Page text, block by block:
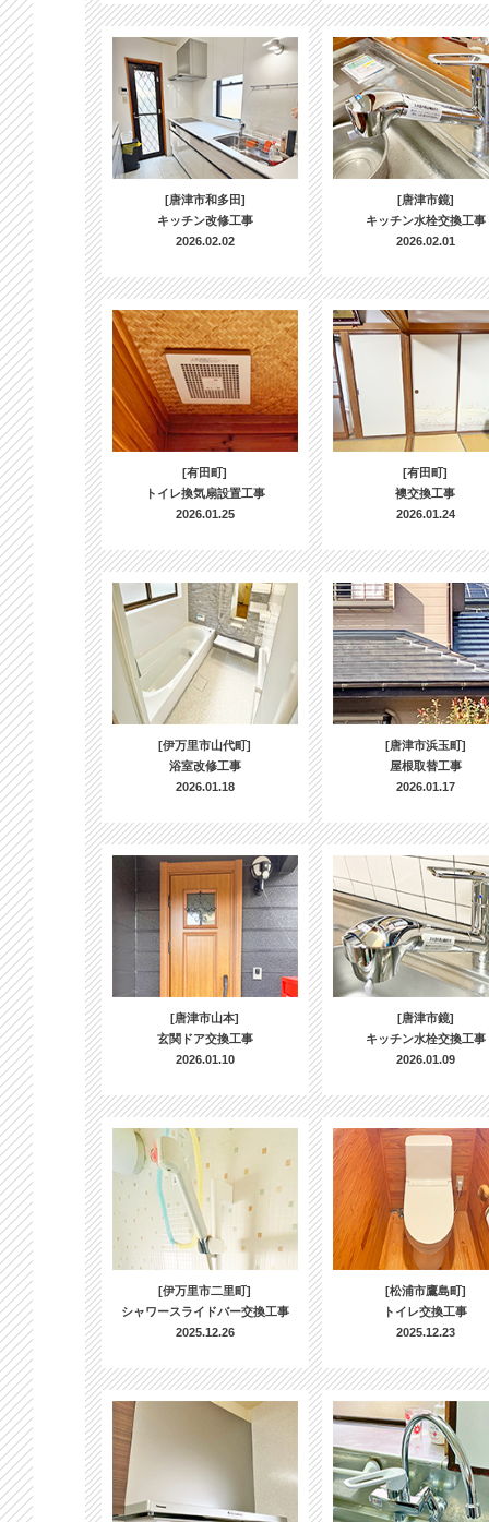
[唐津市和多田]
キッチン改修工事
2026.02.02
[唐津市鏡]
キッチン水栓交換工事
2026.02.01
[有田町]
トイレ換気扇設置工事
2026.01.25
[有田町]
襖交換工事
2026.01.24
[伊万里市山代町]
浴室改修工事
2026.01.18
[唐津市浜玉町]
屋根取替工事
2026.01.17
[唐津市山本]
玄関ドア交換工事
2026.01.10
[唐津市鏡]
キッチン水栓交換工事
2026.01.09
[伊万里市二里町]
シャワースライドバー交換工事
2025.12.26
[松浦市鷹島町]
トイレ交換工事
2025.12.23